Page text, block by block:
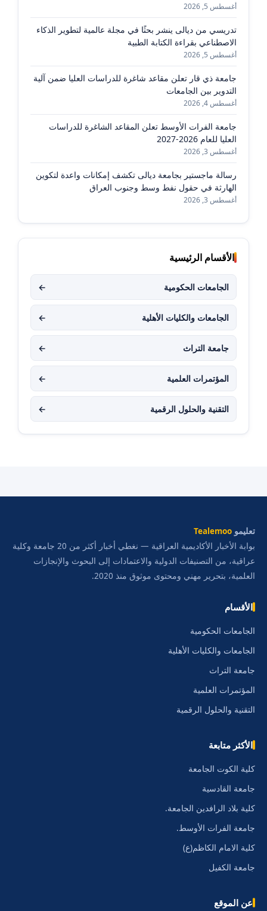
أغسطس 5, 2026
تدريسي من ديالى ينشر بحثًا في مجلة عالمية لتطوير الذكاء
الاصطناعي بقراءة الكتابة الطبية
أغسطس 5, 2026
جامعة ذي قار تعلن مقاعد شاغرة للدراسات العليا ضمن آلية
التدوير بين الجامعات
أغسطس 4, 2026
جامعة الفرات الأوسط تعلن المقاعد الشاغرة للدراسات
العليا للعام 2026-2027
أغسطس 3, 2026
رسالة ماجستير بجامعة ديالى تكشف إمكانات واعدة لتكوين
الهارثة في حقول نفط وسط وجنوب العراق
أغسطس 3, 2026
الأقسام الرئيسية
الجامعات الحكومية ←
الجامعات والكليات الأهلية ←
جامعة التراث ←
المؤتمرات العلمية ←
التقنية والحلول الرقمية ←
تعليمو Tealemoo
بوابة الأخبار الأكاديمية العراقية — نغطي أخبار أكثر من 20 جامعة وكلية
عراقية، من التصنيفات الدولية والاعتمادات إلى البحوث والإنجازات
العلمية، بتحرير مهني ومحتوى موثوق منذ 2020.
الأقسام
الجامعات الحكومية
الجامعات والكليات الأهلية
جامعة التراث
المؤتمرات العلمية
التقنية والحلول الرقمية
الأكثر متابعة
كلية الكوت الجامعة
جامعة القادسية
كلية بلاد الرافدين الجامعة.
جامعة الفرات الأوسط.
كلية الامام الكاظم(ع)
جامعة الكفيل
عن الموقع